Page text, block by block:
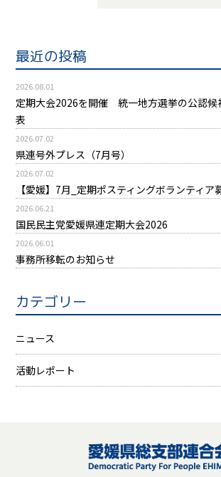
最近の投稿
2026.08.01
定期大会2026を開催 統一地方選挙の公認候
表
2026.07.02
県連号外プレス（7月号）
2026.07.02
【愛媛】7月_定期ポスティングボランティア
2026.06.21
国民民主党愛媛県連定期大会2026
2026.06.01
事務所移転のお知らせ
カテゴリー
ニュース
活動レポート